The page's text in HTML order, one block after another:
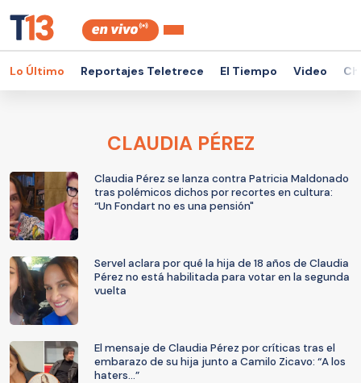
Lo Último Reportajes Teletrece El Tiempo Video
CLAUDIA PÉREZ
Claudia Pérez se lanza contra Patricia Maldonado
tras polémicos dichos por recortes en cultura:
“Un Fondart no es una pensión"
Servel aclara por qué la hija de 18 años de Claudia
Pérez no está habilitada para votar en la segunda
vuelta
El mensaje de Claudia Pérez por críticas tras el
embarazo de su hija junto a Camilo Zicavo: “A los
haters…”